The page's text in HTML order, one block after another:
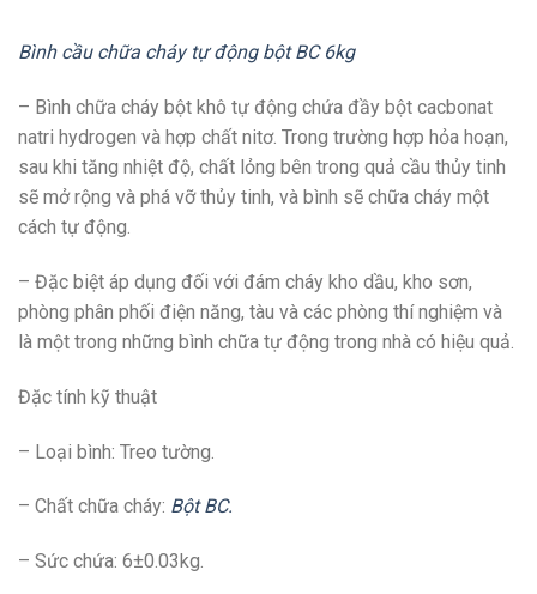
Bình cầu chữa cháy tự động bột BC 6kg
– Bình chữa cháy bột khô tự động chứa đầy bột cacbonat
natri hydrogen và hợp chất nitơ. Trong trường hợp hỏa hoạn,
sau khi tăng nhiệt độ, chất lỏng bên trong quả cầu thủy tinh
sẽ mở rộng và phá vỡ thủy tinh, và bình sẽ chữa cháy một
cách tự động.
– Đặc biệt áp dụng đối với đám cháy kho dầu, kho sơn,
phòng phân phối điện năng, tàu và các phòng thí nghiệm và
là một trong những bình chữa tự động trong nhà có hiệu quả.
Đặc tính kỹ thuật
– Loại bình: Treo tường.
– Chất chữa cháy: Bột BC.
– Sức chứa: 6±0.03kg.